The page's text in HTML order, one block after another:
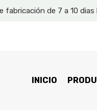
fabricación de 7 a 10 dias
INICIO